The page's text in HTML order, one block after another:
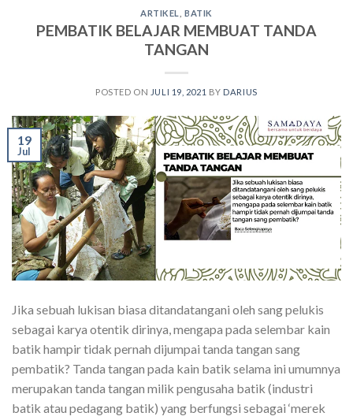
ARTIKEL ,BATIK
PEMBATIK BELAJAR MEMBUAT TANDA
TANGAN
POSTED ON JULI 19, 2021 BY DARIUS
19
Jul
Jika sebuah lukisan biasa ditandatangani oleh sang pelukis
sebagai karya otentik dirinya, mengapa pada selembar kain
batik hampir tidak pernah dijumpai tanda tangan sang
pembatik? Tanda tangan pada kain batik selama ini umumnya
merupakan tanda tangan milik pengusaha batik (industri
batik atau pedagang batik) yang berfungsi sebagai ‘merek